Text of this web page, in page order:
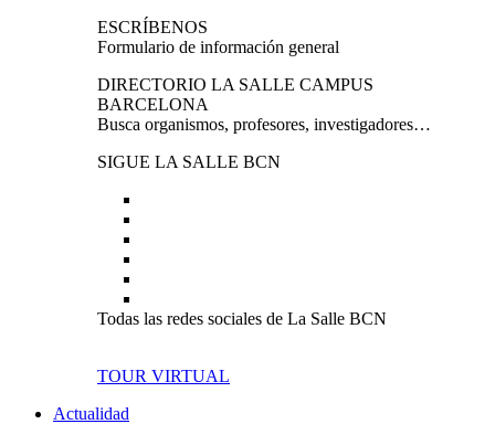
ESCRÍBENOS
Formulario de información general
DIRECTORIO LA SALLE CAMPUS
BARCELONA
Busca organismos, profesores, investigadores…
SIGUE LA SALLE BCN
Todas las redes sociales de La Salle BCN
TOUR VIRTUAL
Actualidad